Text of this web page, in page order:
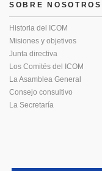
SOBRE NOSOTROS
Historia del ICOM
Misiones y objetivos
Junta directiva
Los Comités del ICOM
La Asamblea General
Consejo consultivo
La Secretaría